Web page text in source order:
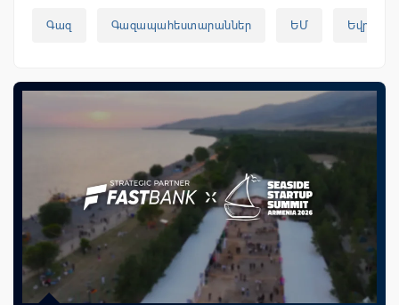
Գազ Գազապահեստարաններ ԵՄ Եվրոպա